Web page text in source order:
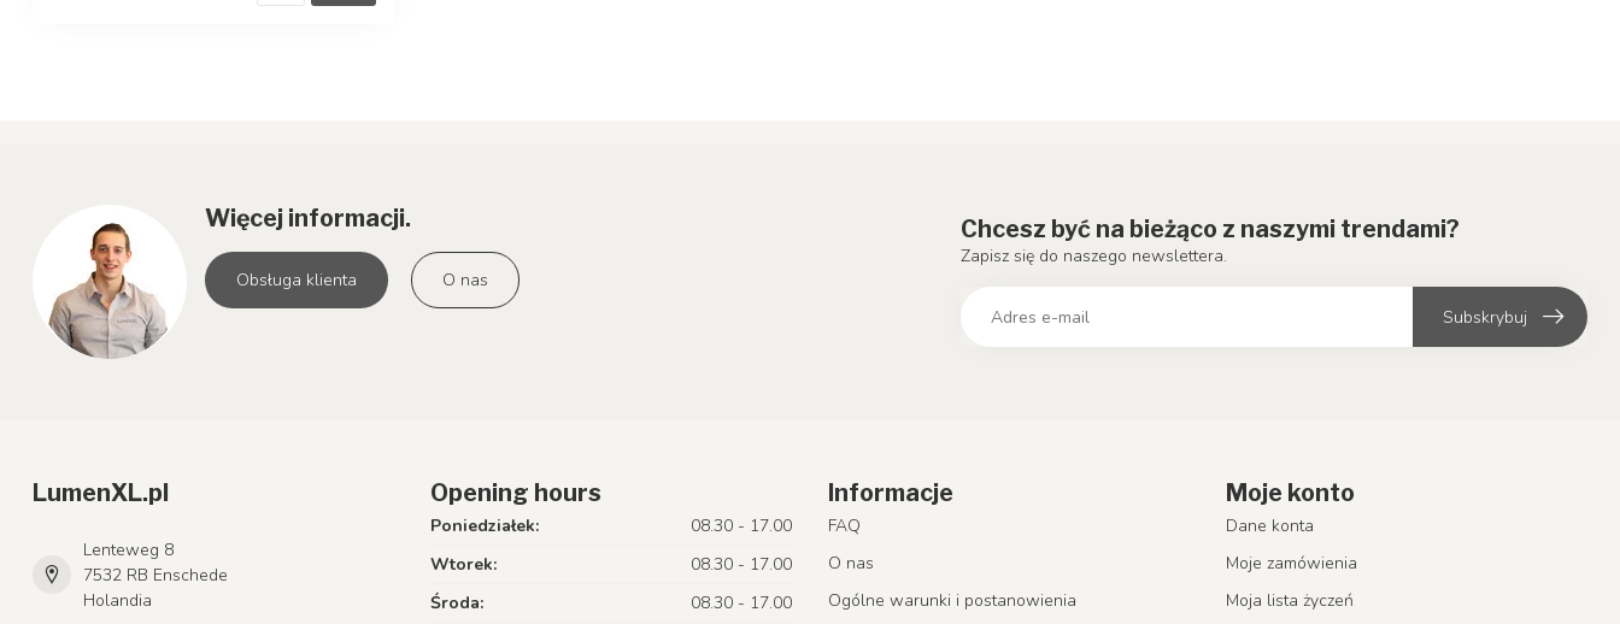
Więcej informacji.
Obsługa klienta O nas
Chcesz być na bieżąco z naszymi trendami?
Zapisz się do naszego newslettera.
Subskrybuj
LumenXL.pl
Lenteweg 8
7532 RB Enschede
Holandia
Opening hours
Poniedziałek:
08.30 - 17.00
Wtorek:
08.30 - 17.00
Środa:
08.30 - 17.00
Informacje
FAQ
O nas
Ogólne warunki i postanowienia
Moje konto
Dane konta
Moje zamówienia
Moja lista życzeń